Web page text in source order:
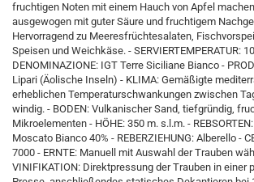
fruchtigen Noten mit einem Hauch von Apfel
ausgewogen mit guter Säure und fruchtigem
Hervorragend zu Meeresfrüchtesalaten,
Speisen und Weichkäse. - SERVIERTEMPERATUR:
DENOMINAZIONE: IGT Terre Siciliane Bianco -
Lipari (Äolische Inseln) - KLIMA: Gemäßigte
erheblichen Temperaturschwankungen zwischen
windig. - BODEN: Vulkanischer Sand, tiefgründig,
Mikroelementen - HÖHE: 350 m. s.l.m. -
Moscato Bianco 40% - REBERZIEHUNG: Alberello -
7000 - ERNTE: Manuell mit Auswahl der Trauben
VINIFIKATION: Direktpressung der Trauben in einer